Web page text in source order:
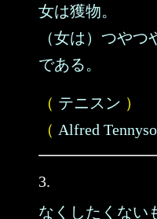
女は獲物。
（女は）つや
である。
（ テニスン ）
（ Alfred
3.
なくしたくない